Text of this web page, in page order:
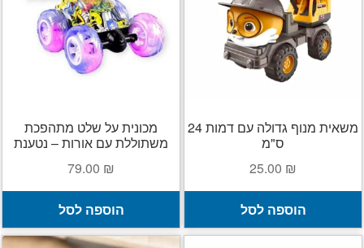
קסמים
הילד
בלונים
את
מתנות לילדים
מוצרי קיץ
את
משאית מנוף גדולה עם דמות 24
ס"מ
25.00 ₪
הוספה לסל
מכונית על שלט מתהפכת
משתוללת עם אורות – נטענת
79.00 ₪
הוספה לסל